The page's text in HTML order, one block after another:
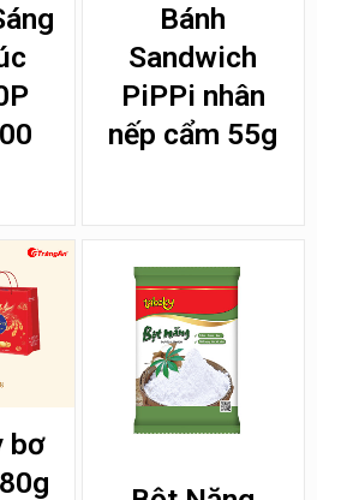
Bánh
Sandwich
PiPPi nhân
nếp cẩm 55g
bơ